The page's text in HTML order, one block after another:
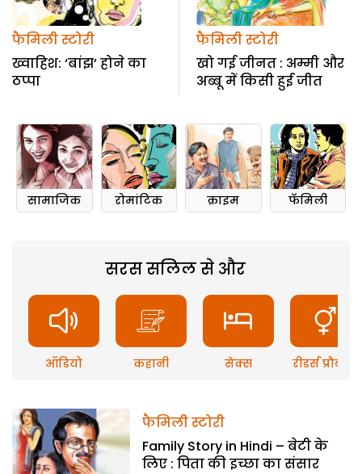
फैमिली स्टोरी
ख्वाहिश: ‘बांझ’ होने का
ठप्पा
फैमिली स्टोरी
खो गई जीनत : अम्मी और
अब्बू में किसी हुई जीत
सामाजिक रोमांटिक क्राइम फॅमिली
सरस सलिल से और
ऑडियो कहानी सेक्स रीडर्स प्रौब्लम
फैमिली स्टोरी
Family Story in Hindi – बेटी के
लिए : पिता की इच्छा का संसार